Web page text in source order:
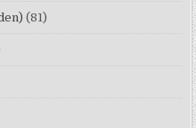
(81)